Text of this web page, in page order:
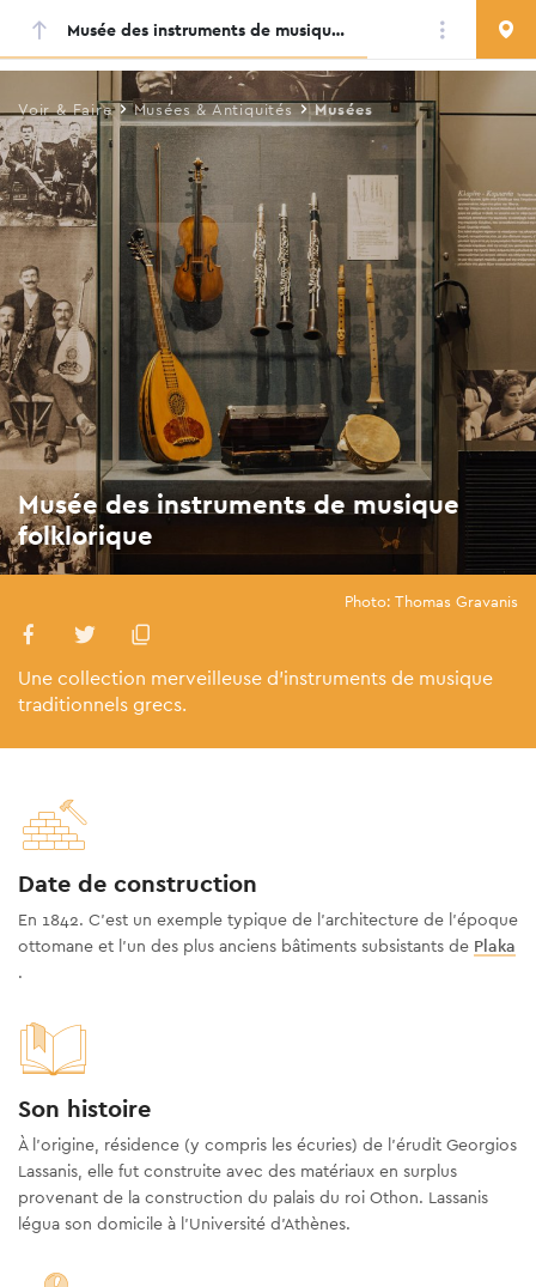
Skip
main
content
Voir & Faire Musées & Antiquités Musées
Musée des instruments de musique
folklorique
Photo: Thomas Gravanis
Une collection merveilleuse d'instruments de musique
traditionnels grecs.
Musée des instruments de musique folklorique
Date de construction
En 1842. C’est un exemple typique de l’architecture de l’époque
ottomane et l’un des plus anciens bâtiments subsistants de Plaka
.
Son histoire
À l’origine, résidence (y compris les écuries) de l’érudit Georgios
Lassanis, elle fut construite avec des matériaux en surplus
provenant de la construction du palais du roi Othon. Lassanis
légua son domicile à l'Université d'Athènes.